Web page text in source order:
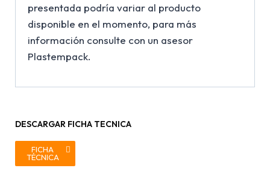
presentada podría variar al producto
disponible en el momento, para más
información consulte con un asesor
Plastempack.
DESCARGAR FICHA TECNICA
FICHA
TÉCNICA